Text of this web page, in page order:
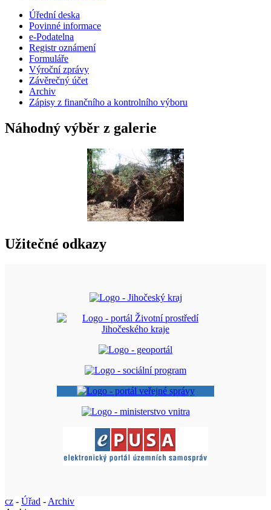
Úřední deska
Povinné informace
e-Podatelna
Registr oznámení
Formuláře
Výroční zprávy
Závěrečný účet
Archiv
Zápisy z finančního a kontrolního výboru
Náhodný výběr z galerie
Užitečné odkazy
cz - Úřad - Archiv